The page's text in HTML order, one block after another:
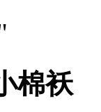
棉袄